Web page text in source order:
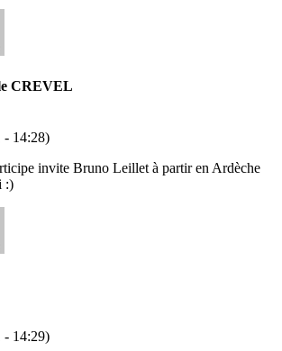
CREVEL
- 14:28)
invite Bruno Leillet à partir en Ardèche
:)
- 14:29)